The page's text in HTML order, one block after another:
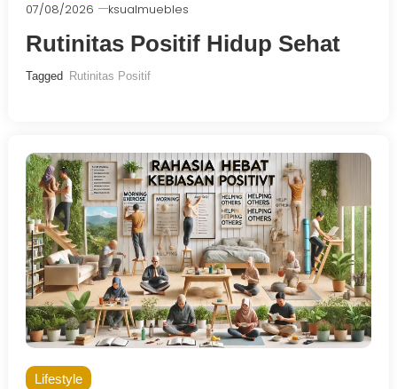
07/08/2026 ksualmuebles
Rutinitas Positif Hidup Sehat
Tagged Rutinitas Positif
Lifestyle